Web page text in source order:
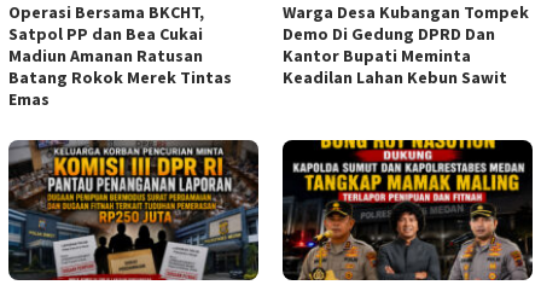
Operasi Bersama BKCHT,
Satpol PP dan Bea Cukai
Madiun Amanan Ratusan
Batang Rokok Merek Tintas
Emas
Warga Desa Kubangan Tompek
Demo Di Gedung DPRD Dan
Kantor Bupati Meminta
Keadilan Lahan Kebun Sawit